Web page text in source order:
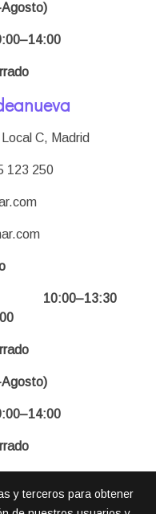
C, Madrid
123 250
10:00–13:30
y terceros para obtener